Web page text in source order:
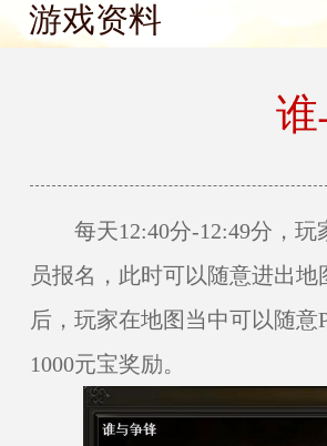
游戏资料
每天12:40分-12:49分，玩
员报名，此时可以随意进出
后，玩家在地图当中可以随
1000元宝奖励。